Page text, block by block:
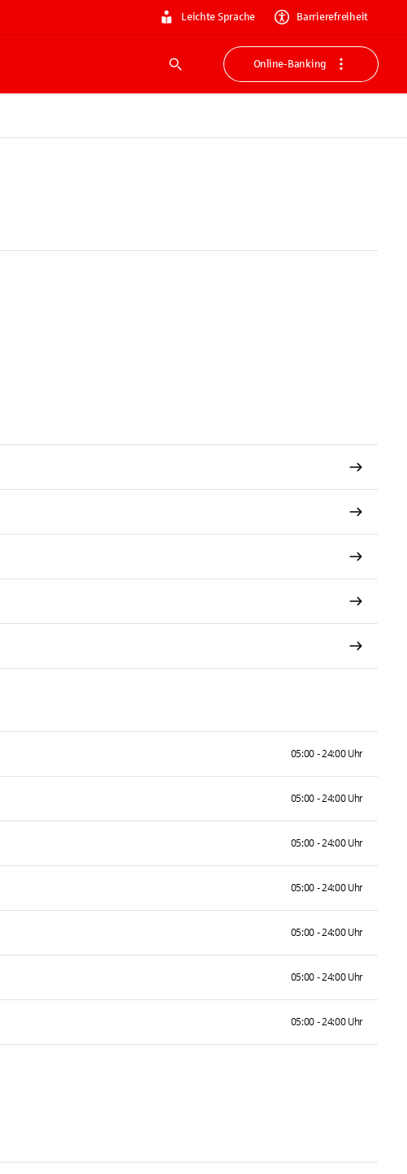
Leichte Sprache Barrierefreiheit
Suche
Online-Banking
05:00 - 24:00 Uhr
05:00 - 24:00 Uhr
05:00 - 24:00 Uhr
05:00 - 24:00 Uhr
05:00 - 24:00 Uhr
05:00 - 24:00 Uhr
05:00 - 24:00 Uhr